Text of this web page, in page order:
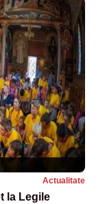
Actualitate
la Legile